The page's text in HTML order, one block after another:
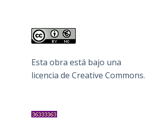
Esta obra está bajo una
licencia de Creative Commons.